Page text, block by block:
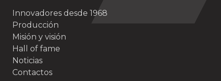
Innovadores desde 1968
Producción
Misión y visión
Hall of fame
Noticias
Contactos